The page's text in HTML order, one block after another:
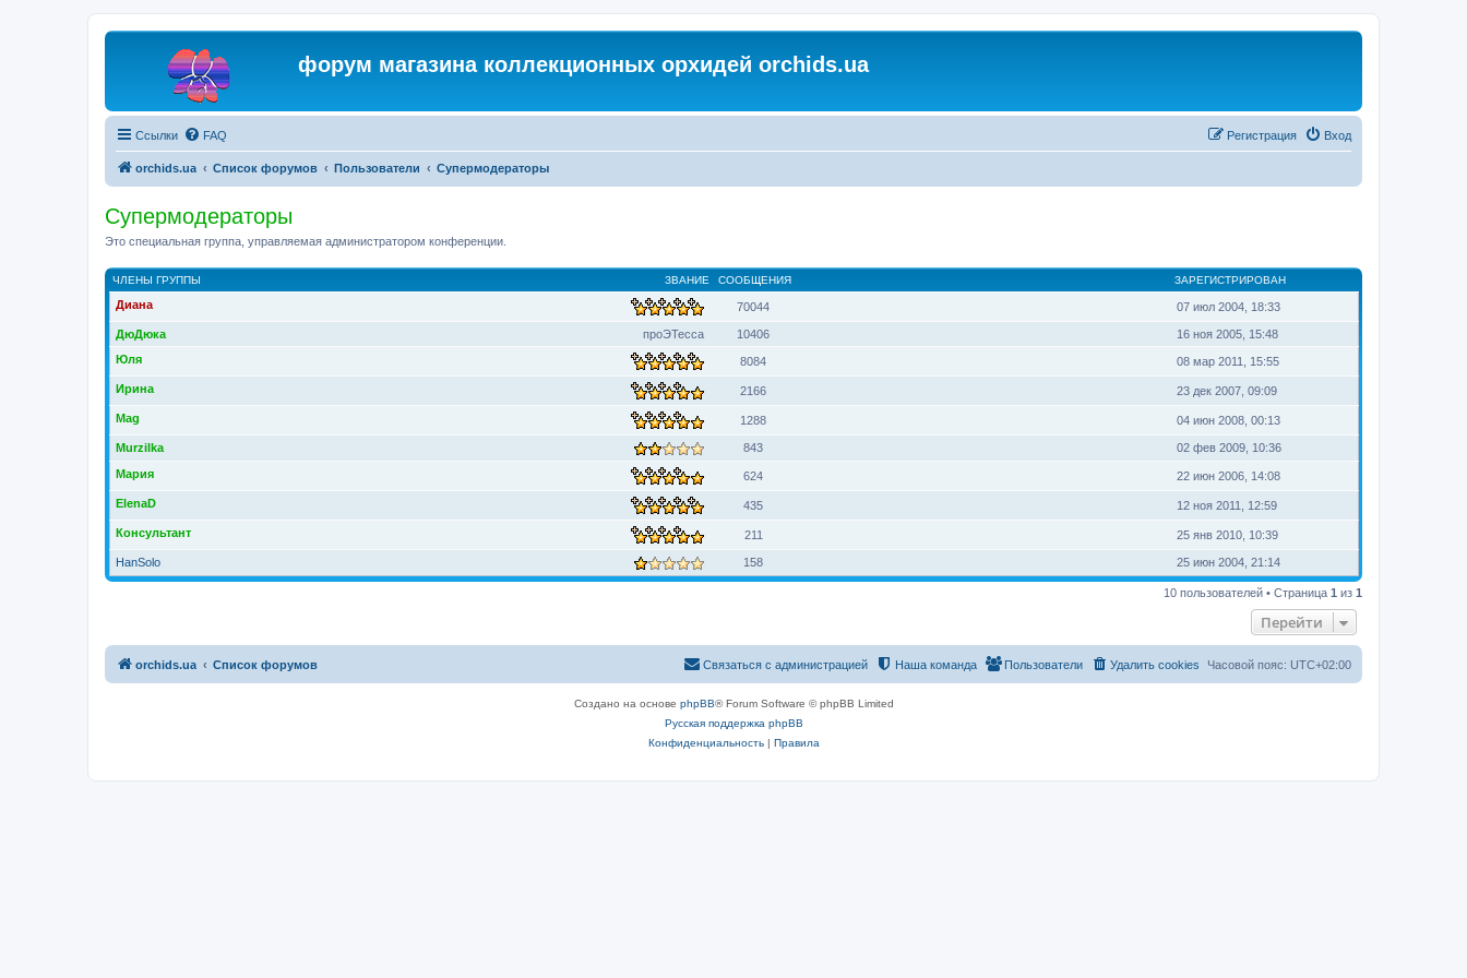
форум магазина коллекционных орхидей orchids.ua
Ссылки FAQ Вход
Регистрация
orchids.ua Список форумов Пользователи Супермодераторы
Супермодераторы
Это специальная группа, управляемая администратором конференции.
ЗВАНИЕ
ЧЛЕНЫ ГРУППЫ СООБЩЕНИЯ ЗАРЕГИСТРИРОВАН
Диана 70044 07 июл 2004, 18:33
проЭТесса
ДюДюка 10406
16 ноя 2005, 15:48
Юля
8084 08 мар 2011, 15:55
Ирина 2166 23 дек 2007, 09:09
Mag 1288 04 июн 2008, 00:13
Murzilka 843
02 фев 2009, 10:36
Мария
624 22 июн 2006, 14:08
ElenaD 435 12 ноя 2011, 12:59
Консультант 211 25 янв 2010, 10:39
HanSolo 158 25 июн 2004, 21:14
10 пользователей • Страница 1 из 1
Перейти
orchids.ua Список форумов Часовой пояс: UTC+02:00
Удалить cookies
Пользователи
Наша команда
Связаться с администрацией
Создано на основе phpBB® Forum Software © phpBB Limited
Русская поддержка phpBB
Конфиденциальность| Правила